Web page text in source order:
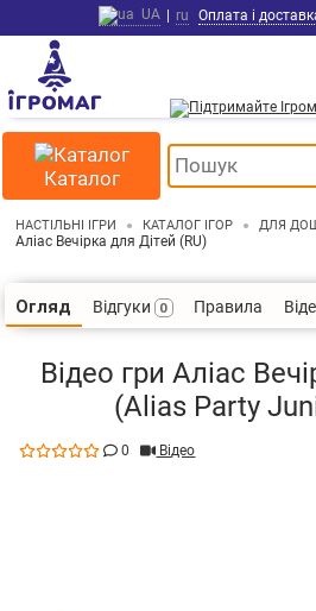
UA | ru Оплата і
Каталог
НАСТІЛЬНІ ІГРИ КАТАЛОГ ІГОР ДЛЯ
Аліас Вечірка для Дітей (RU)
Огляд Відгуки 0 Правила
Відео гри Аліас
(Alias ​​Party
0 Відео